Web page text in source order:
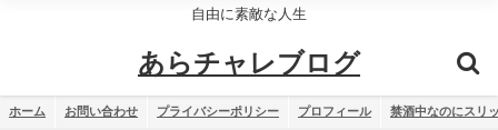
自由に素敵な人生
あらチャレブログ
ホーム お問い合わせ プライバシーポリシー プロフィール 禁酒中なのにスリ